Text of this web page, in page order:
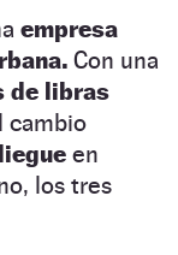
empresa
Con una
de libras
cambio
en
los tres